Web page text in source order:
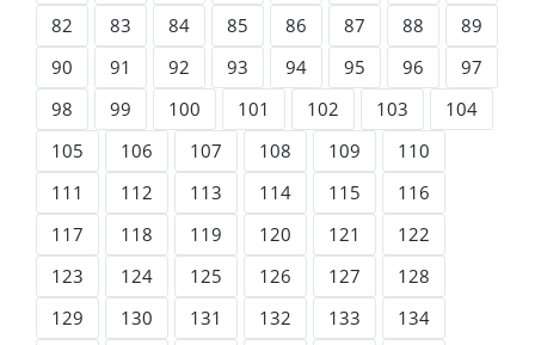
82
83 84 85 86 87 88
89
90
91 92 93 94 95 96
97
98
99 100 101 102 103
104
105
106 107 108 109
110
111
112 113 114 115
116
117
118 119 120 121
122
123
124 125 126 127
128
129
130 131 132 133
134